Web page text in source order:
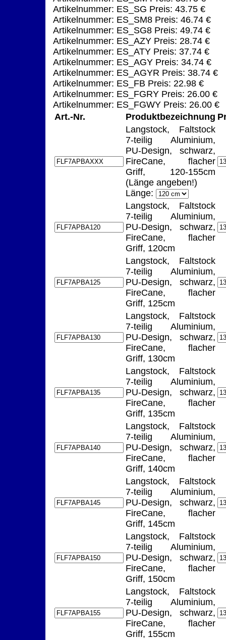
Artikelnummer: ES_SG Preis: 43.75 €
Artikelnummer: ES_SM8 Preis: 46.74 €
Artikelnummer: ES_SG8 Preis: 49.74 €
Artikelnummer: ES_AZY Preis: 28.74 €
Artikelnummer: ES_ATY Preis: 37.74 €
Artikelnummer: ES_AGY Preis: 34.74 €
Artikelnummer: ES_AGYR Preis: 38.74 €
Artikelnummer: ES_FB Preis: 22.98 €
Artikelnummer: ES_FGRY Preis: 26.00 €
Artikelnummer: ES_FGWY Preis: 26.00 €
Art.-Nr.
Produktbezeichnung
Langstock, Faltstock
7-teilig Aluminium,
PU-Design, schwarz,
FireCane, flacher
Griff, 120-155cm
(Länge angeben!)
Länge:
Langstock, Faltstock
7-teilig Aluminium,
PU-Design, schwarz,
FireCane, flacher
Griff, 120cm
Langstock, Faltstock
7-teilig Aluminium,
PU-Design, schwarz,
FireCane, flacher
Griff, 125cm
Langstock, Faltstock
7-teilig Aluminium,
PU-Design, schwarz,
FireCane, flacher
Griff, 130cm
Langstock, Faltstock
7-teilig Aluminium,
PU-Design, schwarz,
FireCane, flacher
Griff, 135cm
Langstock, Faltstock
7-teilig Aluminium,
PU-Design, schwarz,
FireCane, flacher
Griff, 140cm
Langstock, Faltstock
7-teilig Aluminium,
PU-Design, schwarz,
FireCane, flacher
Griff, 145cm
Langstock, Faltstock
7-teilig Aluminium,
PU-Design, schwarz,
FireCane, flacher
Griff, 150cm
Langstock, Faltstock
7-teilig Aluminium,
PU-Design, schwarz,
FireCane, flacher
Griff, 155cm